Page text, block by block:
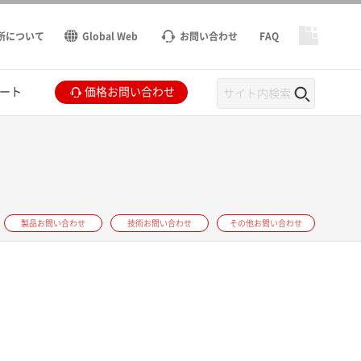
について Global Web お問い合わせ FAQ
ト 価格お問い合わせ
製品お問い合わせ 技術お問い合わせ その他お問い合わせ